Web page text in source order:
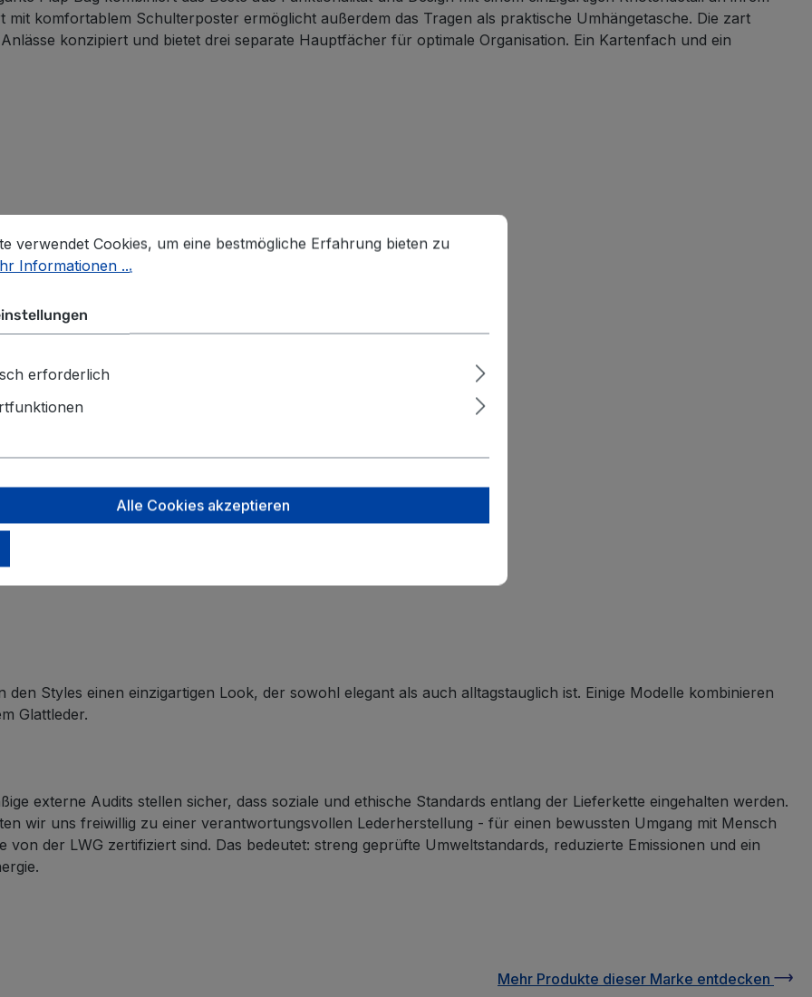
komfortablem Schulterposter ermöglicht außerdem das Tragen als praktische Umhängetasche. Die zart
konzipiert und bietet drei separate Hauptfächer für optimale Organisation. Ein Kartenfach und ein
Styles einen einzigartigen Look, der sowohl elegant als auch alltagstauglich ist. Einige Modelle kombinieren
Glattleder.
externe Audits stellen sicher, dass soziale und ethische Standards entlang der Lieferkette eingehalten werden.
wir uns freiwillig zu einer verantwortungsvollen Lederherstellung - für einen bewussten Umgang mit Mensch
der LWG zertifiziert sind. Das bedeutet: streng geprüfte Umweltstandards, reduzierte Emissionen und ein
Mehr Produkte dieser Marke entdecken
Cookies, um eine bestmögliche Erfahrung bieten zu können.
Mehr Informationen ...
verwendet Cookies, um eine bestmögliche Erfahrung bieten zu
Informationen ...
erforderlich
Alle Cookies akzeptieren